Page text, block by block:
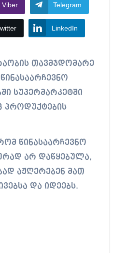
Viber Telegram
LinkedIn
სუპერმარკეტში
პროდუქტების
წინასაარჩევნო
არ დაწყებულა,
აჟღერებენ მათ
და იდეებს.